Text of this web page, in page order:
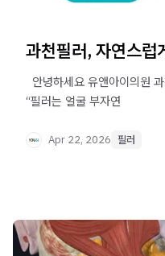
과천필러, 자연스럽
안녕하세요 유앤아이의원
“필러는 얼굴 부자연
Apr 22, 2026 필러